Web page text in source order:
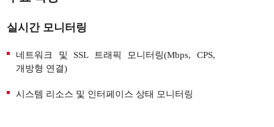
실시간 모니터링
네트워크 및 SSL 트래픽 모니터링(Mbps, CPS,
개방형 연결)
시스템 리소스 및 인터페이스 상태 모니터링